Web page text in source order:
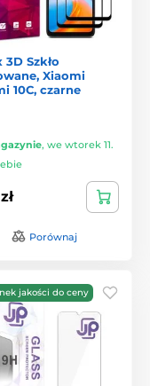
3D Szkło
Xiaomi
10C, czarne
, we wtorek 11.
Porównaj
jakości do ceny